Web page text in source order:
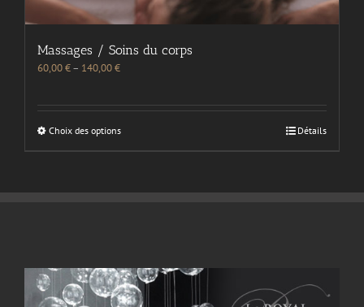
Massages / Soins du corps
60,00€– 140,00€
Choix des options Détails